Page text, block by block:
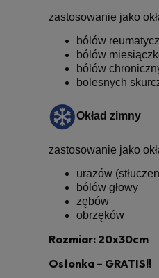
zastosowanie jako
bólów
bólów
bólów
bolesnych
Okład zimny
zastosowanie jako
urazów
bólów głowy
zębów
obrzęków
Rozmiar: 20x30cm
Osłonka – GRATIS!!